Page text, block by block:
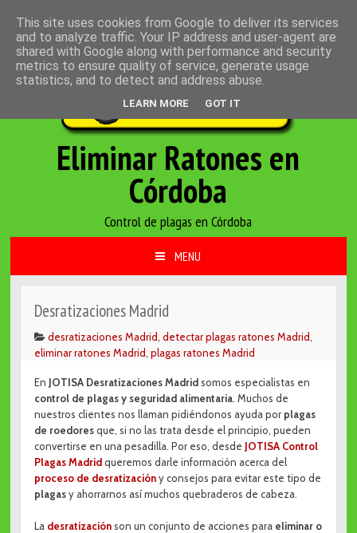
Inscrita en el Servicio Oficial de Biocidas de Andalucía
Eliminar Ratones en
Córdoba
Control de plagas en Córdoba
MENU
Desratizaciones Madrid
desratizaciones Madrid,detectar plagas ratones Madrid,
eliminar ratones Madrid,plagas ratones Madrid
En JOTISA Desratizaciones Madridsomos especialistas en
control de plagas y seguridad alimentaria. Muchos de
nuestros clientes nos llaman pidiéndonos ayuda por plagas
de roedoresque, si no las trata desde el principio, pueden
convertirse en una pesadilla. Por eso, desde JOTISA Control
Plagas Madridqueremos darle información acerca del
proceso de desratizacióny consejos para evitar este tipo de
plagasy ahorrarnos así muchos quebraderos de cabeza.
La desratización son un conjunto de acciones para eliminar o
This site uses cookies from Google to deliver its services
and to analyze traffic. Your IP address and user-agent are
shared with Google along with performance and security
metrics to ensure quality of service, generate usage
statistics, and to detect and address abuse.
LEARN MORE GOT IT